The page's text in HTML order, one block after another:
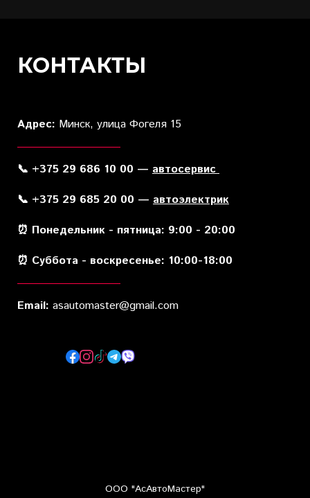
КОНТАКТЫ
Адрес: Минск, улица Фогеля 15
📞 +375 29 686 10 00 — автосервис
📞 +375 29 685 20 00 — автоэлектрик
⏰ Понедельник - пятница: 9:00 - 20:00
⏰ Суббота - воскресенье: 10:00-18:00
Email: asautomaster@gmail.com
ООО "АсАвтоМастер"